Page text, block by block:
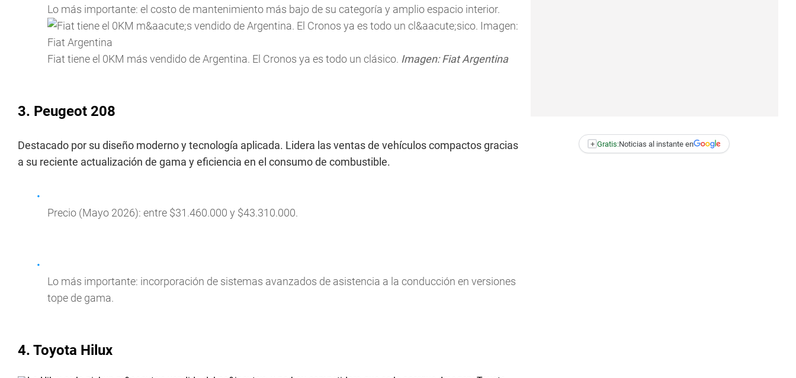
Lo más importante: el costo de mantenimiento más bajo de su categoría y amplio espacio interior.
Fiat tiene el 0KM más vendido de Argentina. El Cronos ya es todo un clásico. Imagen: Fiat Argentina
3. Peugeot 208
Destacado por su diseño moderno y tecnología aplicada. Lidera las ventas de vehículos compactos gracias
a su reciente actualización de gama y eficiencia en el consumo de combustible.
Precio (Mayo 2026): entre $31.460.000 y $43.310.000.
Lo más importante: incorporación de sistemas avanzados de asistencia a la conducción en versiones
tope de gama.
4. Toyota Hilux
+ Gratis:Noticias al instante en